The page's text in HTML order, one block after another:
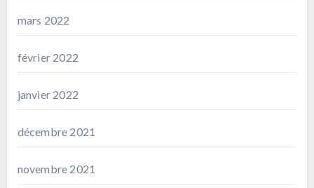
mars 2022
février 2022
janvier 2022
décembre 2021
novembre 2021